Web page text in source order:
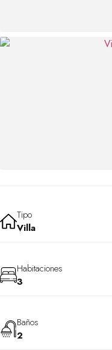
Tipo
Villa
Habitaciones
3
Baños
2